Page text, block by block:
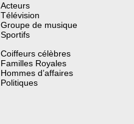
Acteurs
Télévision
Groupe de musique
Sportifs
Coiffeurs célèbres
Familles Royales
Hommes d’affaires
Politiques